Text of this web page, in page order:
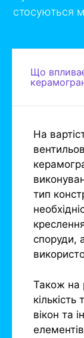
стосуються
Що
На
тип
споруди,
Також на
вікон та